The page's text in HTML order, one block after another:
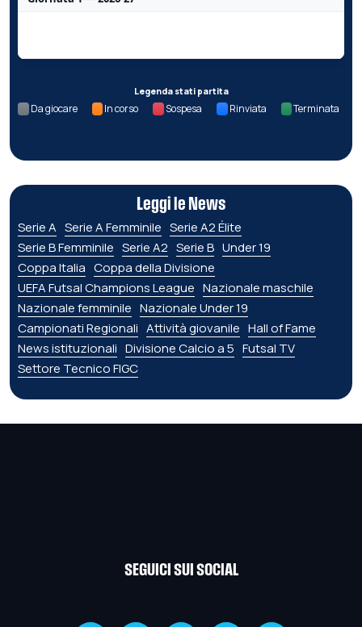
Legenda stati partita
Da giocare In corso Sospesa Rinviata Terminata
Leggi le News
Serie A Serie A Femminile Serie A2 Élite
Serie B Femminile Serie A2 Serie B Under 19
Coppa Italia Coppa della Divisione
UEFA Futsal Champions League Nazionale maschile
Nazionale femminile Nazionale Under 19
Campionati Regionali Attività giovanile Hall of Fame
News istituzionali Divisione Calcio a 5 Futsal TV
Settore Tecnico FIGC
SEGUICI SUI SOCIAL